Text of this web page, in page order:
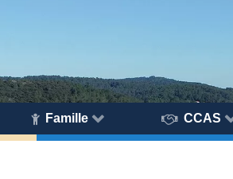
Famille CCAS